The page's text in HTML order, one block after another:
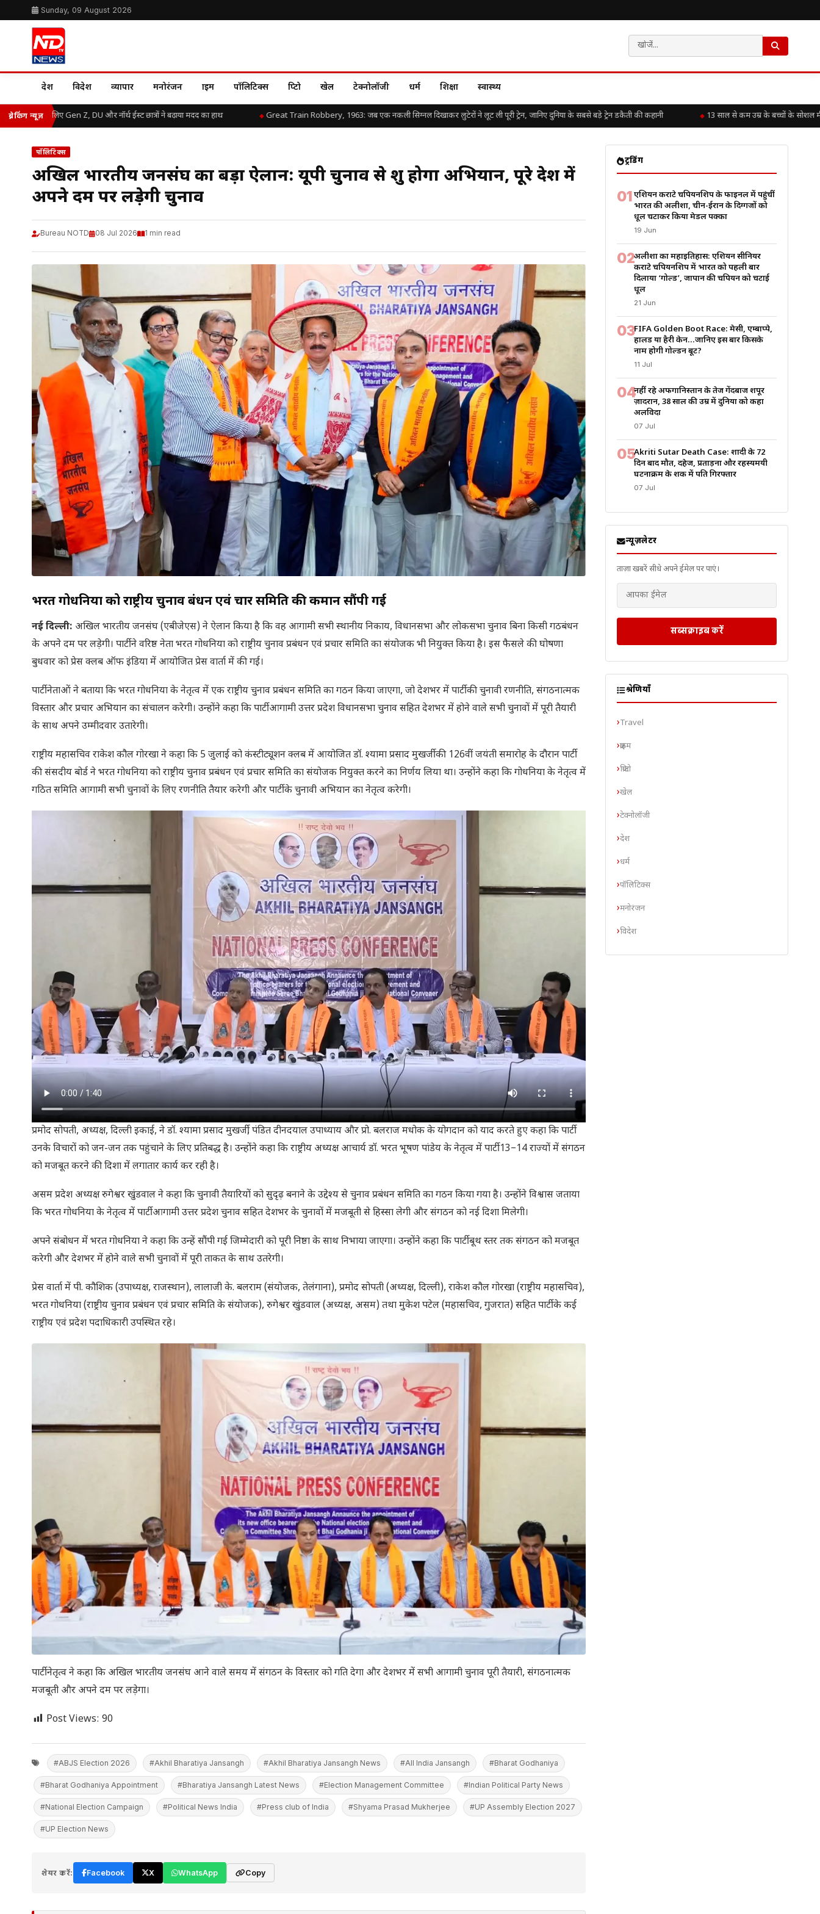
Sunday, 09 August 2026
देश विदेश व्यापार मनोरंजन क्राइम पॉलिटिक्स क्रिप्टो खेल टेक्नोलॉजी धर्म शिक्षा स्वास्थ्य
ब्रेकिंग न्यूज़
राहत के लिए Gen Z, DU और नॉर्थ ईस्ट छात्रों ने बढ़ाया मदद का हाथ Great Train Robbery, 1963: जब एक नकली सिग्नल दिखाकर लुटेरों ने लूट ली पूरी ट्रेन, जानिए दुनिया के सबसे बड़े ट्रेन डकैती की कहानी 13 साल से कम उम्र के बच्चों के सोशल
पॉलिटिक्स
अखिल भारतीय जनसंघ का बड़ा ऐलान: यूपी चुनाव से शुरू होगा अभियान, पूरे देश में
अपने दम पर लड़ेगी चुनाव
Bureau NOTD 08 Jul 2026 1 min read
भरत गोधनिया को राष्ट्रीय चुनाव प्रबंधन एवं प्रचार समिति की कमान सौंपी गई
नई दिल्ली: अखिल भारतीय जनसंघ (एबीजेएस) ने ऐलान किया है कि वह आगामी सभी स्थानीय निकाय, विधानसभा और लोकसभा चुनाव बिना किसी गठबंधन
के अपने दम पर लड़ेगी। पार्टी ने वरिष्ठ नेता भरत गोधनिया को राष्ट्रीय चुनाव प्रबंधन एवं प्रचार समिति का संयोजक भी नियुक्त किया है। इस फैसले की घोषणा
बुधवार को प्रेस क्लब ऑफ इंडिया में आयोजित प्रेस वार्ता में की गई।
पार्टी नेताओं ने बताया कि भरत गोधनिया के नेतृत्व में एक राष्ट्रीय चुनाव प्रबंधन समिति का गठन किया जाएगा, जो देशभर में पार्टी की चुनावी रणनीति, संगठनात्मक
विस्तार और प्रचार अभियान का संचालन करेगी। उन्होंने कहा कि पार्टी आगामी उत्तर प्रदेश विधानसभा चुनाव सहित देशभर में होने वाले सभी चुनावों में पूरी तैयारी
के साथ अपने उम्मीदवार उतारेगी।
राष्ट्रीय महासचिव राकेश कौल गोरखा ने कहा कि 5 जुलाई को कंस्टीट्यूशन क्लब में आयोजित डॉ. श्यामा प्रसाद मुखर्जी की 126वीं जयंती समारोह के दौरान पार्टी
की संसदीय बोर्ड ने भरत गोधनिया को राष्ट्रीय चुनाव प्रबंधन एवं प्रचार समिति का संयोजक नियुक्त करने का निर्णय लिया था। उन्होंने कहा कि गोधनिया के नेतृत्व में
गठित समिति आगामी सभी चुनावों के लिए रणनीति तैयार करेगी और पार्टी के चुनावी अभियान का नेतृत्व करेगी।
प्रमोद सोपती, अध्यक्ष, दिल्ली इकाई, ने डॉ. श्यामा प्रसाद मुखर्जी, पंडित दीनदयाल उपाध्याय और प्रो. बलराज मधोक के योगदान को याद करते हुए कहा कि पार्टी
उनके विचारों को जन-जन तक पहुंचाने के लिए प्रतिबद्ध है। उन्होंने कहा कि राष्ट्रीय अध्यक्ष आचार्य डॉ. भरत भूषण पांडेय के नेतृत्व में पार्टी 13–14 राज्यों में संगठन
को मजबूत करने की दिशा में लगातार कार्य कर रही है।
असम प्रदेश अध्यक्ष रुगेश्वर खुंडवाल ने कहा कि चुनावी तैयारियों को सुदृढ़ बनाने के उद्देश्य से चुनाव प्रबंधन समिति का गठन किया गया है। उन्होंने विश्वास जताया
कि भरत गोधनिया के नेतृत्व में पार्टी आगामी उत्तर प्रदेश चुनाव सहित देशभर के चुनावों में मजबूती से हिस्सा लेगी और संगठन को नई दिशा मिलेगी।
अपने संबोधन में भरत गोधनिया ने कहा कि उन्हें सौंपी गई जिम्मेदारी को पूरी निष्ठा के साथ निभाया जाएगा। उन्होंने कहा कि पार्टी बूथ स्तर तक संगठन को मजबूत
करेगी और देशभर में होने वाले सभी चुनावों में पूरी ताकत के साथ उतरेगी।
प्रेस वार्ता में पी. कौशिक (उपाध्यक्ष, राजस्थान), लालाजी के. बलराम (संयोजक, तेलंगाना), प्रमोद सोपती (अध्यक्ष, दिल्ली), राकेश कौल गोरखा (राष्ट्रीय महासचिव),
भरत गोधनिया (राष्ट्रीय चुनाव प्रबंधन एवं प्रचार समिति के संयोजक), रुगेश्वर खुंडवाल (अध्यक्ष, असम) तथा मुकेश पटेल (महासचिव, गुजरात) सहित पार्टी के कई
राष्ट्रीय एवं प्रदेश पदाधिकारी उपस्थित रहे।
पार्टी नेतृत्व ने कहा कि अखिल भारतीय जनसंघ आने वाले समय में संगठन के विस्तार को गति देगा और देशभर में सभी आगामी चुनाव पूरी तैयारी, संगठनात्मक
मजबूती और अपने दम पर लड़ेगा।
Post Views: 90
#ABJS Election 2026 #Akhil Bharatiya Jansangh #Akhil Bharatiya Jansangh News #All India Jansangh #Bharat Godhaniya
#Bharat Godhaniya Appointment #Bharatiya Jansangh Latest News #Election Management Committee #Indian Political Party News
#National Election Campaign #Political News India #Press club of India #Shyama Prasad Mukherjee #UP Assembly Election 2027
#UP Election News
शेयर करें: Facebook X WhatsApp Copy
ट्रेंडिंग
01एशियन कराटे चैंपियनशिप के फाइनल में पहुंचीं
भारत की अलीशा, चीन-ईरान के दिग्गजों को
धूल चटाकर किया मेडल पक्का
19 Jun
02अलीशा का महाइतिहास: एशियन सीनियर
कराटे चैंपियनशिप में भारत को पहली बार
दिलाया ‘गोल्ड’, जापान की चैंपियन को चटाई
धूल
21 Jun
03FIFA Golden Boot Race: मेसी, एम्बाप्पे,
हालैंड या हैरी केन…जानिए इस बार किसके
नाम होगी गोल्डन बूट?
11 Jul
04नहीं रहे अफगानिस्तान के तेज गेंदबाज शपूर
ज़ादरान, 38 साल की उम्र में दुनिया को कहा
अलविदा
07 Jul
05Akriti Sutar Death Case: शादी के 72
दिन बाद मौत, दहेज, प्रताड़ना और रहस्यमयी
घटनाक्रम के शक में पति गिरफ्तार
07 Jul
न्यूज़लेटर
ताज़ा खबरें सीधे अपने ईमेल पर पाएं।
सब्सक्राइब करें
श्रेणियाँ
Travel
क्राइम
क्रिप्टो
खेल
टेक्नोलॉजी
देश
धर्म
पॉलिटिक्स
मनोरंजन
विदेश